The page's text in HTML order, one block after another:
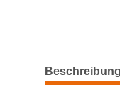
weitere
Beschreibung